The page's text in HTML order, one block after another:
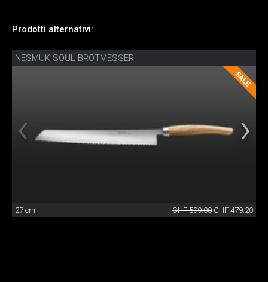
Prodotti alternativi:
NESMUK SOUL BROTMESSER
27 cm CHF 599.00 CHF 479.20